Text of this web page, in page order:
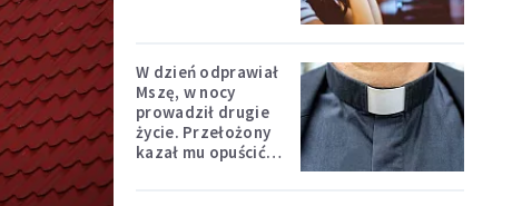
W dzień odprawiał
Mszę, w nocy
prowadził drugie
życie. Przełożony
kazał mu opuścić